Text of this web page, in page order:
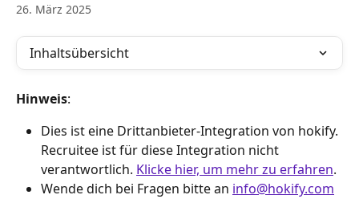
26. März 2025
Inhaltsübersicht
Hinweis:
Dies ist eine Drittanbieter-Integration von hokify.
Recruitee ist für diese Integration nicht
verantwortlich. Klicke hier, um mehr zu erfahren.
Wende dich bei Fragen bitte an info@hokify.com